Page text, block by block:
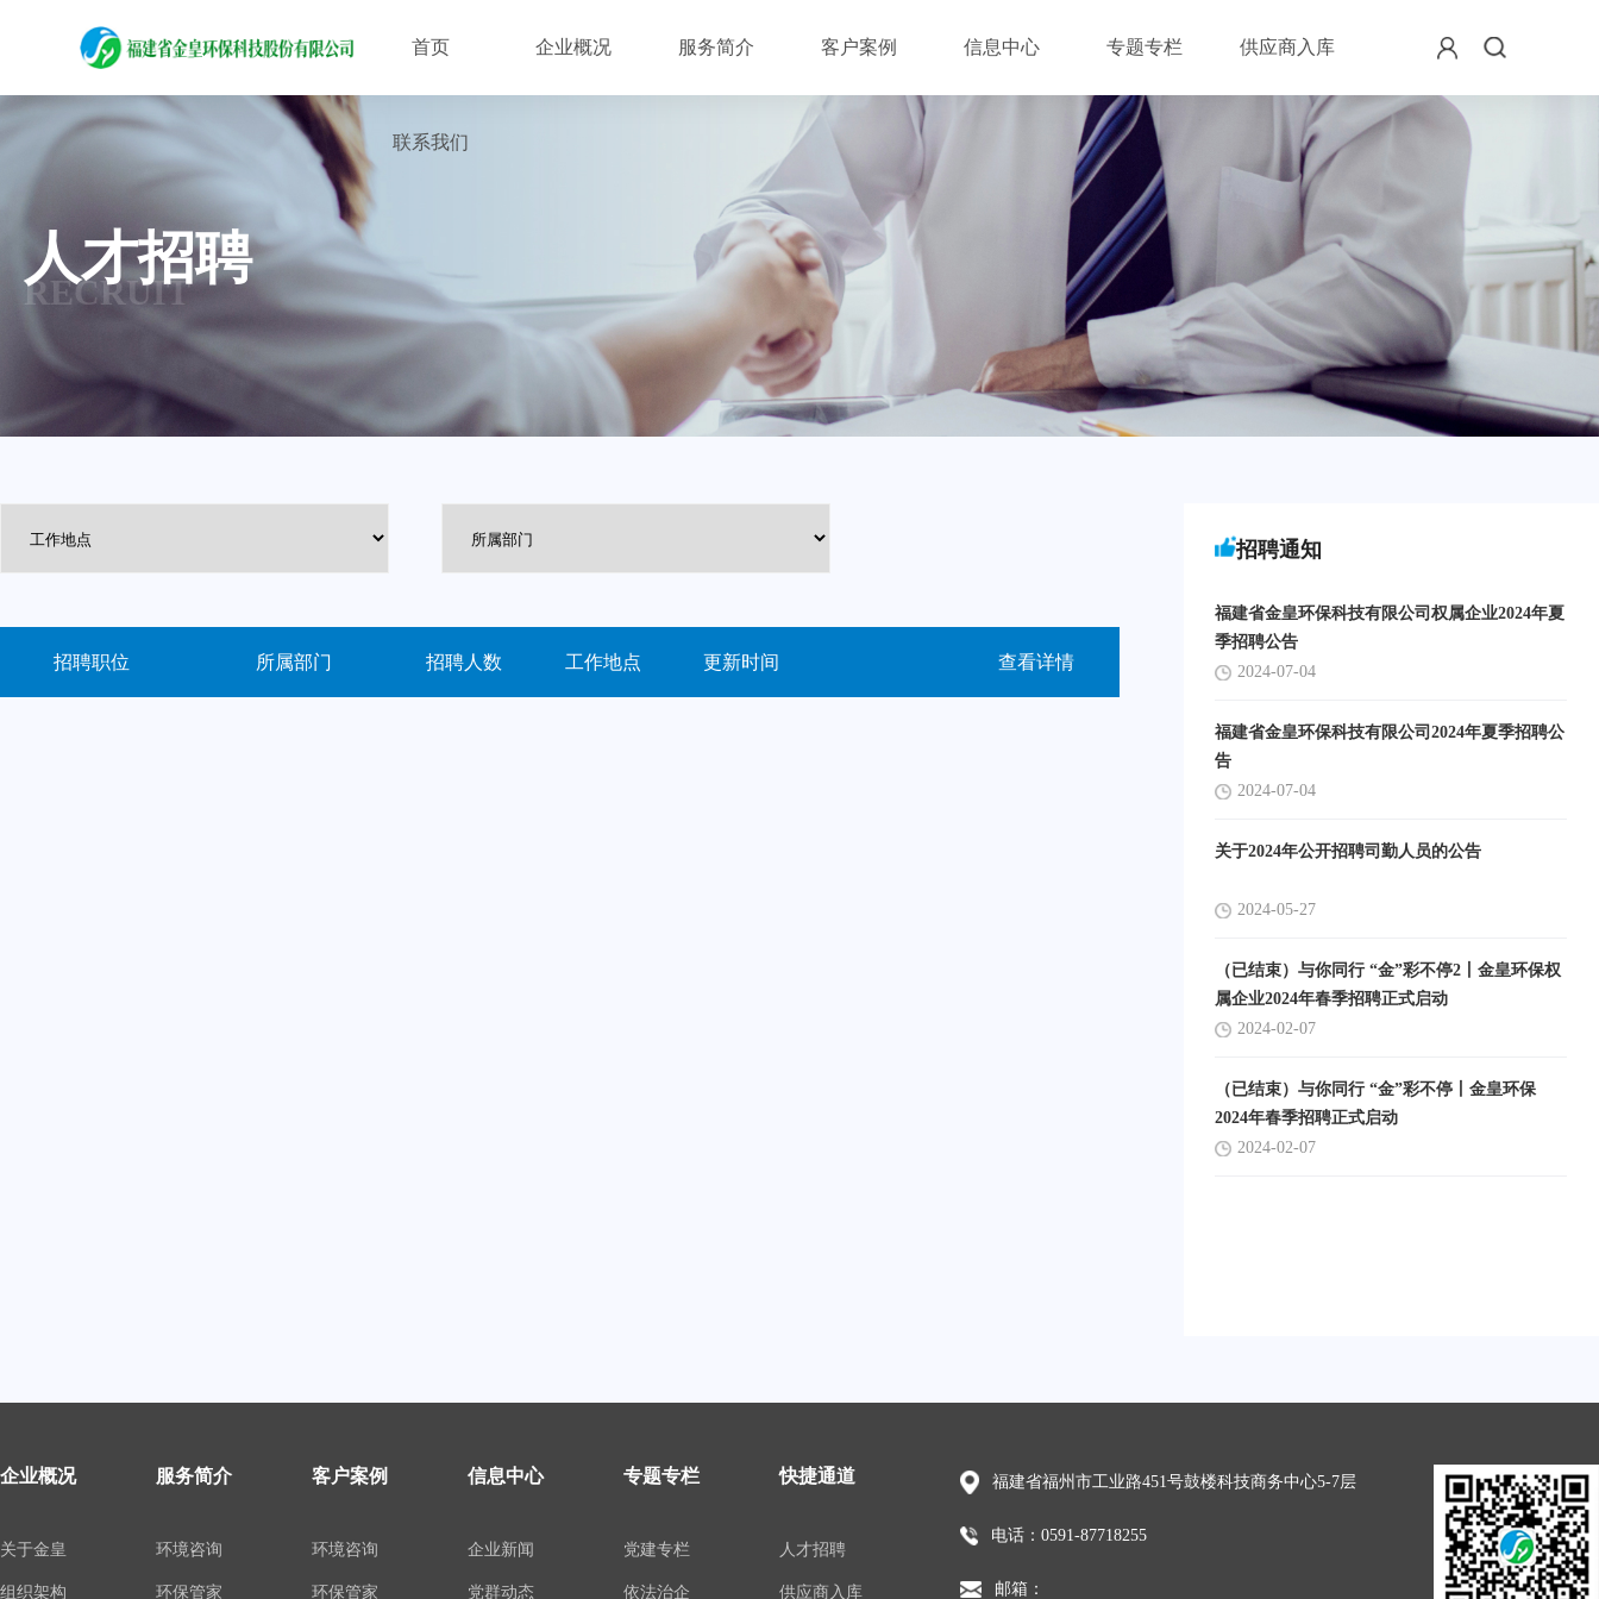
首页 企业概况 服务简介 客户案例 信息中心 专题专栏 供应商入库
联系我们
人才招聘
RECRUIT
招聘职位 所属部门 招聘人数 工作地点 更新时间 查看详情
招聘通知
福建省金皇环保科技有限公司权属企业2024年夏
季招聘公告
2024-07-04
福建省金皇环保科技有限公司2024年夏季招聘公
告
2024-07-04
关于2024年公开招聘司勤人员的公告
2024-05-27
（已结束）与你同行 “金”彩不停2丨金皇环保权
属企业2024年春季招聘正式启动
2024-02-07
（已结束）与你同行 “金”彩不停丨金皇环保
2024年春季招聘正式启动
2024-02-07
企业概况
关于金皇
组织架构
服务简介
环境咨询
环保管家
客户案例
环境咨询
环保管家
信息中心
企业新闻
党群动态
专题专栏
党建专栏
依法治企
快捷通道
人才招聘
供应商入库
福建省福州市工业路451号鼓楼科技商务中心5-7层
电话：0591-87718255
邮箱：